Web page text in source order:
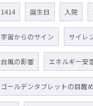
1414 誕生日 入院
宇宙からのサイン サイレ
台風の影響 エネルギー安
ゴールデンタブレットの目醒め